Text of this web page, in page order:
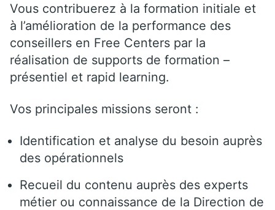
Vous contribuerez à la formation initiale et
à l’amélioration de la performance des
conseillers en Free Centers par la
réalisation de supports de formation –
présentiel et rapid learning.
Vos principales missions seront :
Identification et analyse du besoin auprès
des opérationnels
Recueil du contenu auprès des experts
métier ou connaissance de la Direction de